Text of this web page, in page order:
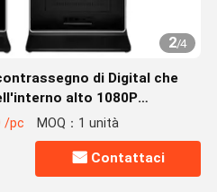
2/4
di Digital che
alto 1080P
/pc MOQ：1 unità
Contattaci